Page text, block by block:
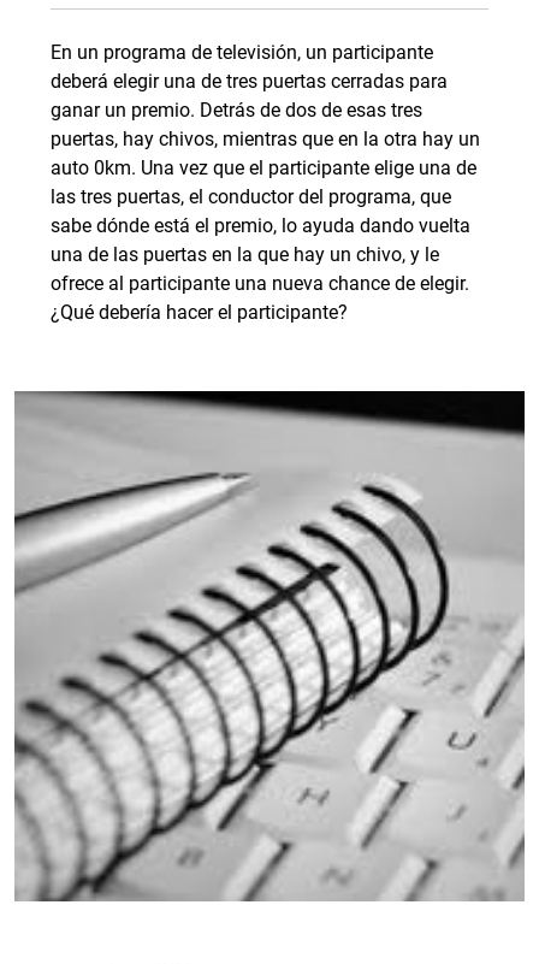
En un programa de televisión, un participante
deberá elegir una de tres puertas cerradas para
ganar un premio. Detrás de dos de esas tres
puertas, hay chivos, mientras que en la otra hay un
auto 0km. Una vez que el participante elige una de
las tres puertas, el conductor del programa, que
sabe dónde está el premio, lo ayuda dando vuelta
una de las puertas en la que hay un chivo, y le
ofrece al participante una nueva chance de elegir.
¿Qué debería hacer el participante?